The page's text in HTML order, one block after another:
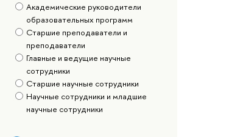
Академические руководители
образовательных программ
Старшие преподаватели и
преподаватели
Главные и ведущие научные
сотрудники
Старшие научные сотрудники
Научные сотрудники и младшие
научные сотрудники